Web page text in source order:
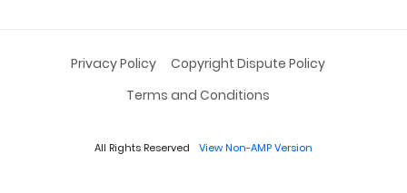
Privacy Policy
Copyright Dispute Policy
Terms and Conditions
All Rights Reserved View Non-AMP Version